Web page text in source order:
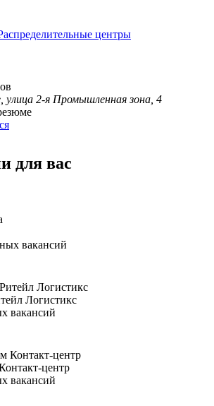
центры
улица 2-я Промышленная зона, 4
для вас
вакансий
Логистикс
вакансий
центр
вакансий